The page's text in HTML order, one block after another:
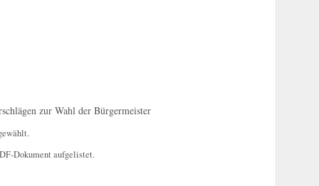
zur Wahl der Bürgermeister
Dokument aufgelistet.